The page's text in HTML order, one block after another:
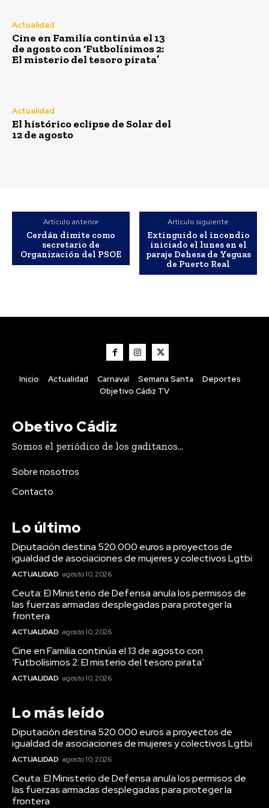
Semana Santa
Cine en Familia continúa el 13 de
del tesoro pirata’
Redacción
decimonovena edición,...
El histórico eclipse de Solar del 12 de agosto
Agosto 10, 2026
hectáreas afectadas
Agosto 9, 2026
El Cádiz CF incorpora a Cristian Gutiérrez en calidad
de cedido hasta final de temporada
Agosto 9, 2026
Ceuta se unen en una multitudinaria concentración
para exigir apoyo y denunciar el abandono tras la crisis
Agosto 9, 2026
Carnaval
Actualidad
Cine en Familia continúa el 13
de agosto con ‘Futbolísimos 2:
El misterio del tesoro pirata’
Actualidad
El histórico eclipse de Solar del
12 de agosto
Artículo anterior
Cerdán dimite como
secretario de
Organización del PSOE
Artículo siguiente
Extinguido el incendio
iniciado el lunes en el
paraje Dehesa de Yeguas
de Puerto Real
Inicio Actualidad Carnaval Semana Santa
Deportes
Objetivo Cádiz TV
Obetivo Cádiz
Somos el periódico de los gaditanos...
Sobre nosotros
Contacto
Lo último
Diputación destina 520.000 euros a proyectos de
igualdad de asociaciones de mujeres y colectivos Lgtbi
ACTUALIDAD agosto 10, 2026
Ceuta: El Ministerio de Defensa anula los permisos de
las fuerzas armadas desplegadas para proteger la
frontera
ACTUALIDAD agosto 10, 2026
Cine en Familia continúa el 13 de agosto con
‘Futbolísimos 2: El misterio del tesoro pirata’
ACTUALIDAD agosto 10, 2026
Lo más leído
Diputación destina 520.000 euros a proyectos de
igualdad de asociaciones de mujeres y colectivos Lgtbi
ACTUALIDAD agosto 10, 2026
Ceuta: El Ministerio de Defensa anula los permisos de
las fuerzas armadas desplegadas para proteger la
frontera